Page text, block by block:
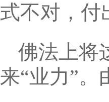
式不对，付
佛法上将
来“业力”